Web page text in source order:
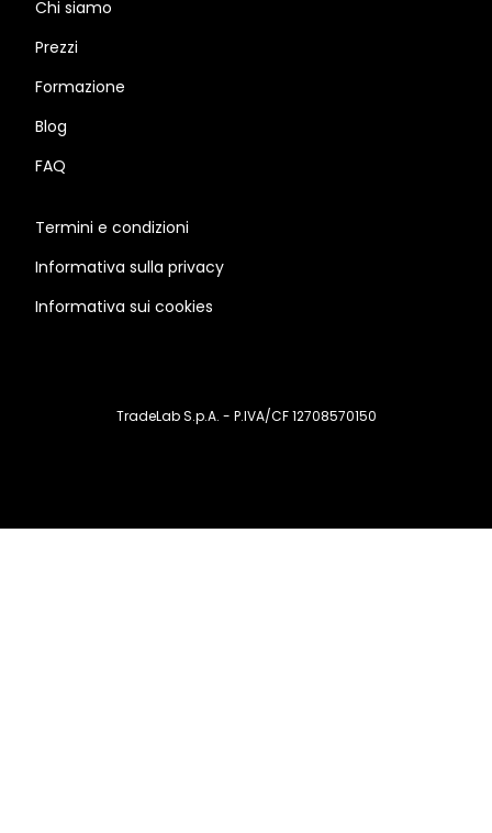
Chi siamo
Prezzi
Formazione
Blog
FAQ
Termini e condizioni
Informativa sulla privacy
Informativa sui cookies
TradeLab S.p.A. - P.IVA/CF 12708570150